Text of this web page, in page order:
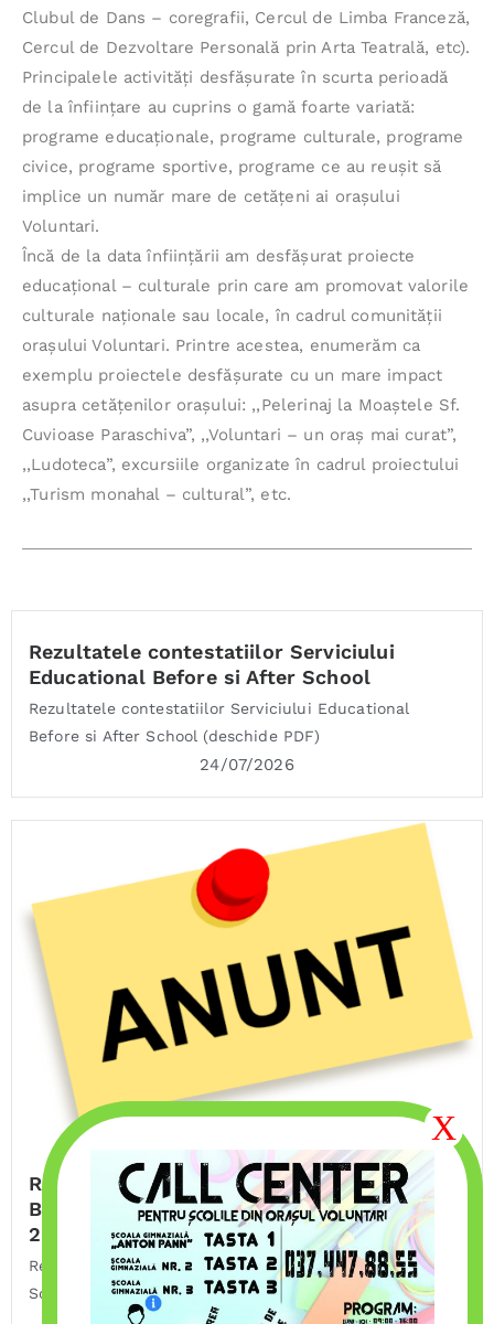
Clubul de Dans – coregrafii, Cercul de Limba Franceză,
Cercul de Dezvoltare Personală prin Arta Teatrală, etc).
Principalele activităţi desfăşurate în scurta perioadă
de la înfiinţare au cuprins o gamă foarte variată:
programe educaţionale, programe culturale, programe
civice, programe sportive, programe ce au reuşit să
implice un număr mare de cetăţeni ai oraşului
Voluntari.
Încă de la data înfiinţării am desfăşurat proiecte
educaţional – culturale prin care am promovat valorile
culturale naţionale sau locale, în cadrul comunității
oraşului Voluntari. Printre acestea, enumerăm ca
exemplu proiectele desfăşurate cu un mare impact
asupra cetăţenilor oraşului: ,,Pelerinaj la Moaştele Sf.
Cuvioase Paraschiva”, ,,Voluntari – un oraş mai curat”,
,,Ludoteca”, excursiile organizate în cadrul proiectului
,,Turism monahal – cultural”, etc.
Rezultatele contestatiilor Serviciului
Educational Before si After School
Rezultatele contestatiilor Serviciului Educational
Before si After School (deschide PDF)
24/07/2026
Rezultate înscrieri Serviciul Educațional
Before & After School – an școlar 2026 –
2027
Rezultate înscrieri Serviciul Educațional Before & After
School din bd....